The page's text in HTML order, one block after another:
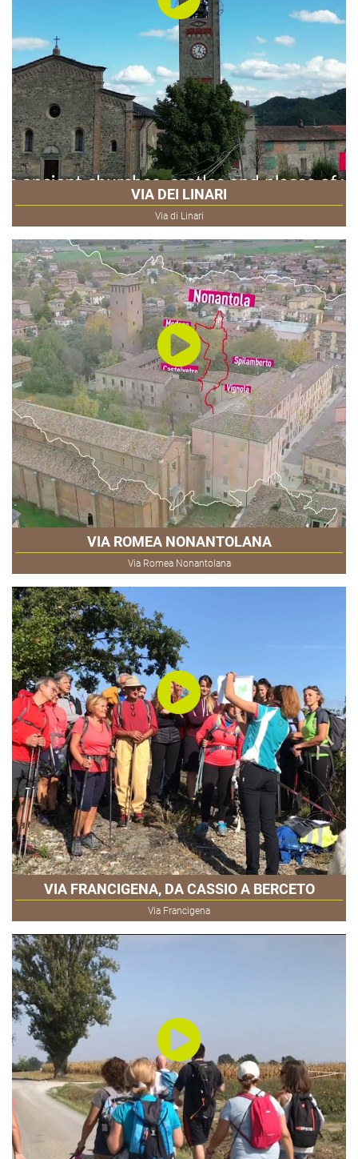
VIA DEI LINARI
Via di Linari
VIA ROMEA NONANTOLANA
Via Romea Nonantolana
VIA FRANCIGENA, DA CASSIO A BERCETO
Via Francigena